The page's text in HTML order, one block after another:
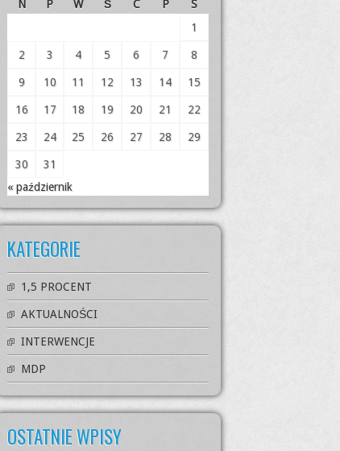
N P W Ś C P
S
1
2 3 4 5 6 7 8
9 10 11 12 13 14 15
16 17 18 19 20 21 22
23 24 25 26 27 28 29
30
31
« październik
KATEGORIE
1,5 PROCENT
AKTUALNOŚCI
INTERWENCJE
MDP
OSTATNIE WPISY